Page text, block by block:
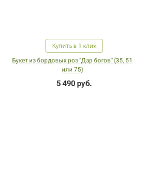
Купить в 1 клик
Букет из бордовых роз "Дар богов" (35, 51
или 75)
5 490 руб.